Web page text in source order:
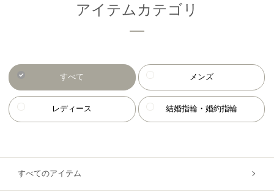
アイテムカテゴリ
すべて メンズ
レディース 結婚指輪・婚約指輪
すべてのアイテム